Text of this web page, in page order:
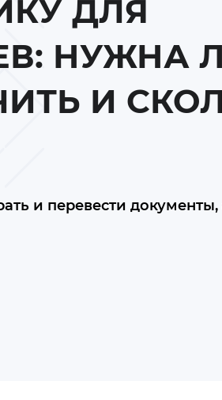
ДЛЯ
НУЖНА
И
и перевести документы,